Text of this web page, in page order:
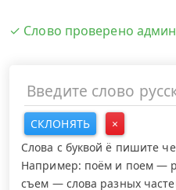
✓ Слово проверено
СКЛОНЯТЬ
×
Слова с буквой ё пишите
Например: поём и поем —
съем — слова разных